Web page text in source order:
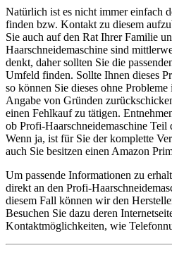
Natürlich ist es nicht immer einfach
finden bzw. Kontakt zu diesem
Sie auch auf den Rat Ihrer Familie
Haarschneidemaschine sind
denkt, daher sollten Sie die
Umfeld finden. Sollte Ihnen dieses
so können Sie dieses ohne
Angabe von Gründen
einen Fehlkauf zu tätigen.
ob Profi-Haarschneidemaschine Teil
Wenn ja, ist für Sie der komplette
auch Sie besitzen einen Amazon
Um passende Informationen zu
direkt an den Profi-
diesem Fall können wir den
Besuchen Sie dazu deren
Kontaktmöglichkeiten, wie